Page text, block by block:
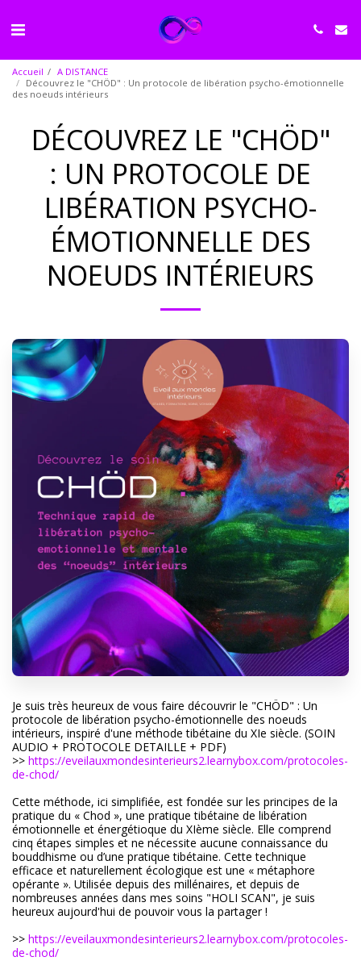
Accueil
A DISTANCE
Découvrez le "CHÖD" : Un protocole de libération psycho-émotionnelle
des noeuds intérieurs
DÉCOUVREZ LE "CHÖD"
: UN PROTOCOLE DE
LIBÉRATION PSYCHO-
ÉMOTIONNELLE DES
NOEUDS INTÉRIEURS
Je suis très heureux de vous faire découvrir le "CHÖD" : Un
protocole de libération psycho-émotionnelle des noeuds
intérieurs, inspiré d'une méthode tibétaine du XIe siècle. (SOIN
AUDIO + PROTOCOLE DETAILLE + PDF)
>> https://eveilauxmondesinterieurs2.learnybox.com/protocoles-
de-chod/
Cette méthode, ici simplifiée, est fondée sur les principes de la
pratique du « Chod », une pratique tibétaine de libération
émotionnelle et énergétioque du XIème siècle. Elle comprend
cinq étapes simples et ne nécessite aucune connaissance du
bouddhisme ou d’une pratique tibétaine. Cette technique
efficace et naturellement écologique est une « métaphore
opérante ». Utilisée depuis des millénaires, et depuis de
nombreuses années dans mes soins "HOLI SCAN", je suis
heureux aujourd'hui de pouvoir vous la partager !
>> https://eveilauxmondesinterieurs2.learnybox.com/protocoles-
de-chod/